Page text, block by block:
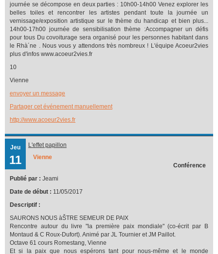
journée se décompose en deux parties : 10h00-14h00 Venez explorer les
belles toiles et rencontrer les artistes pendant toute la journée un
vernissage/exposition artistique sur le thème du handicap et bien plus...
14h00-17h00 journée de sensibilisation thème :Accompagner un défis
pour tous Du covoiturage sera organisé pour les personnes habitant dans
le Rhà´ne . Nous vous y attendons très nombreux ! L'équipe Acoeur2vies
plus d'infos www.acoeur2vies.fr
10
Vienne
envoyer un message
Partager cet événement manuellement
http://www.acoeur2vies.fr
Jeu
11
L'effet papillon
Vienne
Conférence
Publié par : Jeami
Date de début : 11/05/2017
Descriptif :
SAURONS NOUS àŠTRE SEMEUR DE PAIX
Rencontre autour du livre "la première paix mondiale" (co-écrit par B
Montaud & C Roux-Dufort). Animé par JL Tournier et JM Paillot.
Octave 61 cours Romestang, Vienne
Et si la paix que nous espérons tant pour nous-même et le monde